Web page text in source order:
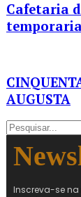
Cafetaria
AUGUSTA